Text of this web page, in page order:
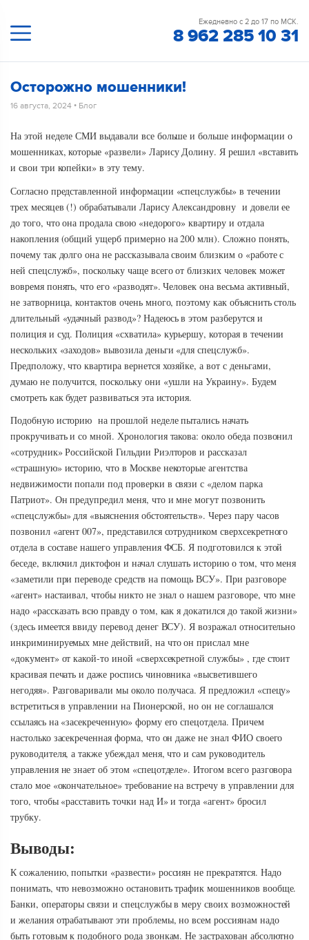
Ежедневно с 2 до 17 по МСК.
8 962 285 10 31
Осторожно мошенники!
16 августа, 2024 • Блог
На этой неделе СМИ выдавали все больше и больше информации о
мошенниках, которые «развели» Ларису Долину. Я решил «вставить
и свои три копейки» в эту тему.
Согласно представленной информации «спецслужбы» в течении
трех месяцев (!) обрабатывали Ларису Александровну и довели ее
до того, что она продала свою «недорого» квартиру и отдала
накопления (общий ущерб примерно на 200 млн). Сложно понять,
почему так долго она не рассказывала своим близким о «работе с
ней спецслужб», поскольку чаще всего от близких человек может
вовремя понять, что его «разводят». Человек она весьма активный,
не затворница, контактов очень много, поэтому как объяснить столь
длительный «удачный развод»? Надеюсь в этом разберутся и
полиция и суд. Полиция «схватила» курьершу, которая в течении
нескольких «заходов» вывозила деньги «для спецслужб».
Предположу, что квартира вернется хозяйке, а вот с деньгами,
думаю не получится, поскольку они «ушли на Украину». Будем
смотреть как будет развиваться эта история.
Подобную историю на прошлой неделе пытались начать
прокручивать и со мной. Хронология такова: около обеда позвонил
«сотрудник» Российской Гильдии Риэлторов и рассказал
«страшную» историю, что в Москве некоторые агентства
недвижимости попали под проверки в связи с «делом парка
Патриот». Он предупредил меня, что и мне могут позвонить
«спецслужбы» для «выяснения обстоятельств». Через пару часов
позвонил «агент 007», представился сотрудником сверхсекретного
отдела в составе нашего управления ФСБ. Я подготовился к этой
беседе, включил диктофон и начал слушать историю о том, что меня
«заметили при переводе средств на помощь ВСУ». При разговоре
«агент» настаивал, чтобы никто не знал о нашем разговоре, что мне
надо «рассказать всю правду о том, как я докатился до такой жизни»
(здесь имеется ввиду перевод денег ВСУ). Я возражал относительно
инкриминируемых мне действий, на что он прислал мне
«документ» от какой-то иной «сверхсекретной службы» , где стоит
красивая печать и даже роспись чиновника «высветившего
негодяя». Разговаривали мы около получаса. Я предложил «спецу»
встретиться в управлении на Пионерской, но он не соглашался
ссылаясь на «засекреченную» форму его спецотдела. Причем
настолько засекреченная форма, что он даже не знал ФИО своего
руководителя, а также убеждал меня, что и сам руководитель
управления не знает об этом «спецотделе». Итогом всего разговора
стало мое «окончательное» требование на встречу в управлении для
того, чтобы «расставить точки над И» и тогда «агент» бросил
трубку.
Выводы:
К сожалению, попытки «развести» россиян не прекратятся. Надо
понимать, что невозможно остановить трафик мошенников вообще.
Банки, операторы связи и спецслужбы в меру своих возможностей
и желания отрабатывают эти проблемы, но всем россиянам надо
быть готовым к подобного рода звонкам. Не застрахован абсолютно